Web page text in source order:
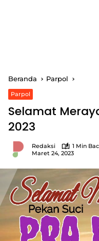
Beranda Parpol
Parpol
Selamat
2023
Redaksi
1 Min
Maret 24, 2023